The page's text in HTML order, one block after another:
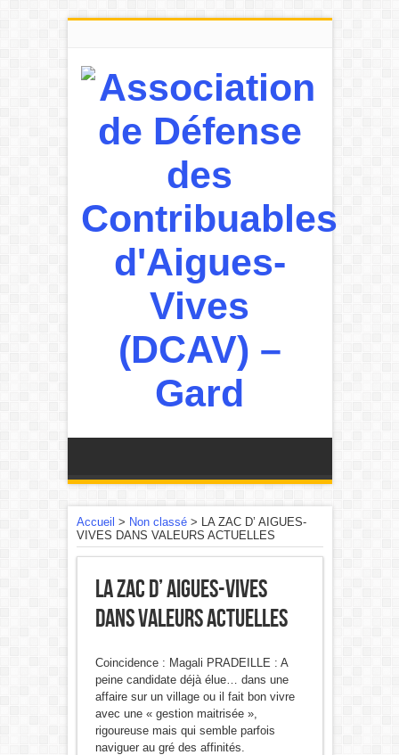
Accueil > Non classé> LA ZAC D’ AIGUES-
VIVES DANS VALEURS ACTUELLES
LA ZAC D’ AIGUES-VIVES
DANS VALEURS ACTUELLES
Coincidence : Magali PRADEILLE : A
peine candidate déjà élue… dans une
affaire sur un village ou il fait bon vivre
avec une « gestion maitrisée »,
rigoureuse mais qui semble parfois
naviguer au gré des affinités.